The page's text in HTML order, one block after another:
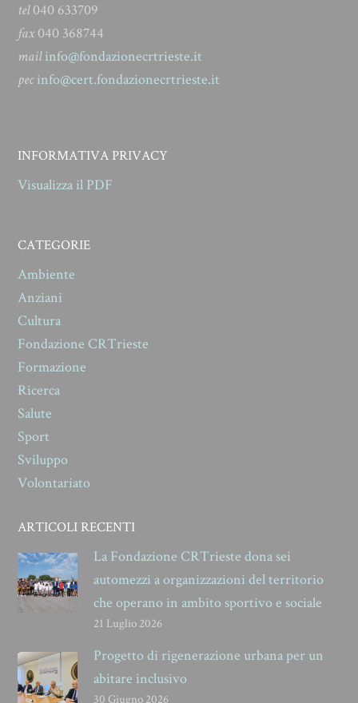
tel040 633709
fax040 368744
mailinfo@fondazionecrtrieste.it
pecinfo@cert.fondazionecrtrieste.it
INFORMATIVA PRIVACY
Visualizza il PDF
CATEGORIE
Ambiente
Anziani
Cultura
Fondazione CRTrieste
Formazione
Ricerca
Salute
Sport
Sviluppo
Volontariato
ARTICOLI RECENTI
La Fondazione CRTrieste dona sei
automezzi a organizzazioni del territorio
che operano in ambito sportivo e sociale
21 Luglio 2026
Progetto di rigenerazione urbana per un
abitare inclusivo
30 Giugno 2026